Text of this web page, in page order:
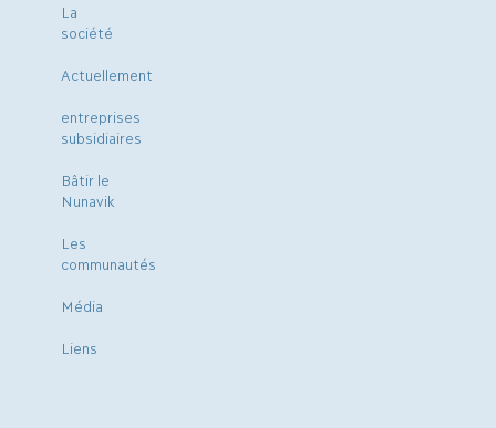
La
société
Actuellement
entreprises
subsidiaires
Bâtir le
Nunavik
Les
communautés
Média
Liens